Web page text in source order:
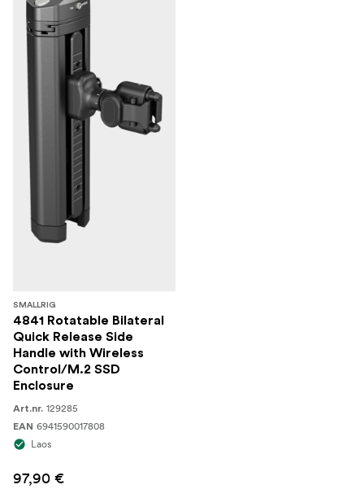
SMALLRIG
4841 Rotatable Bilateral
Quick Release Side
Handle with Wireless
Control/M.2 SSD
Enclosure
Art.nr. 129285
EAN 6941590017808
Laos
97,90 €